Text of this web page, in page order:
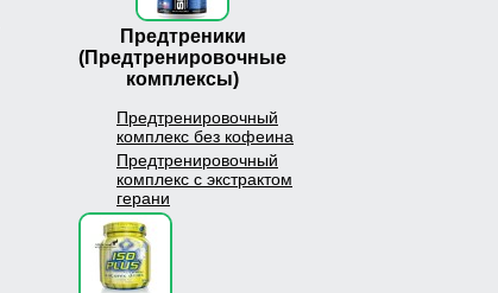
Предтреники
(Предтренировочные
комплексы)
Предтренировочный
комплекс без кофеина
Предтренировочный
комплекс с экстрактом
герани